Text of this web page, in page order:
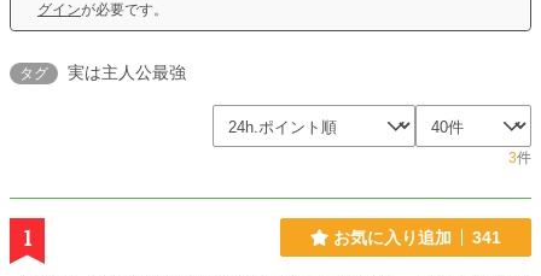
グインが必要です。
タグ 実は主人公最強
3件
1 お気に入り追加 341